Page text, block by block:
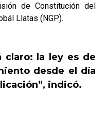
de Constitución del
Llatas (NGP).
claro: la ley es de
desde el día
indicó.